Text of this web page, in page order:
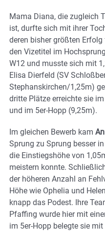
Mama Diana, die zugleich
ist, durfte sich mit ihrer
deren bisher größten
den Vizetitel im
W12 und musste sich mit
Elisa Dierfeld (SV
Stephanskirchen/1,25m)
dritte Plätze erreichte sie
und im 5er-Hopp (9,25m).
Im gleichen Bewerb kam
Sprung zu Sprung besser
die Einstiegshöhe von
meistern konnte.
der höheren Anzahl an
Höhe wie Ophelia und
knapp das Podest. Ihre
Pfaffing wurde hier mit
im 5er-Hopp belegte sie